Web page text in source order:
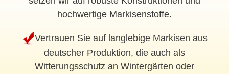
hochwertige Markisenstoffe.
Vertrauen Sie auf langlebige Markisen aus
deutscher Produktion, die auch als
Witterungsschutz an Wintergärten oder